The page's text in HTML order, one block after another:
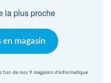
la plus proche
en magasin
l'un de nos 9 magasins d'informatique